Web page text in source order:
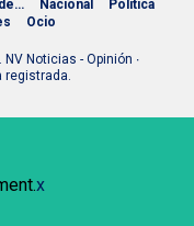
Nacional
Política
Ocio
Noticias - Opinión ∙
registrada.
x